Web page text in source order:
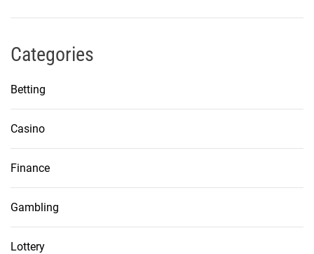
Categories
Betting
Casino
Finance
Gambling
Lottery